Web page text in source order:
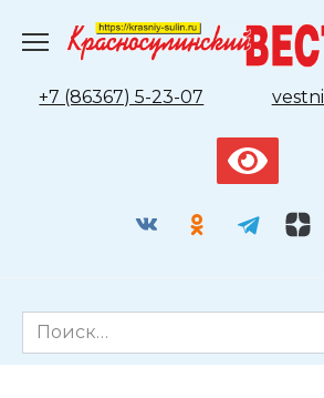
содержанию
+7 (86367) 5-23-07
Search
for: